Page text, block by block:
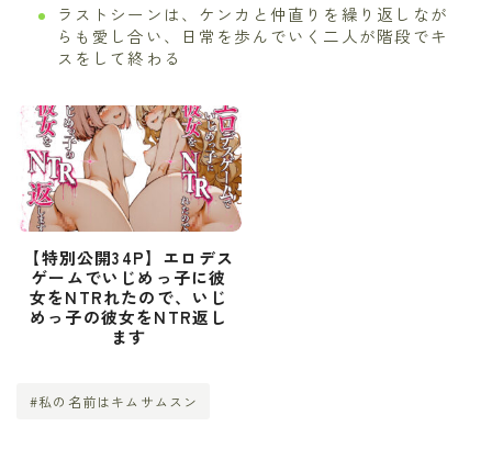
ラストシーンは、ケンカと仲直りを繰り返しなが
らも愛し合い、日常を歩んでいく二人が階段でキ
スをして終わる
【特別公開34P】エロデス
ゲームでいじめっ子に彼
女をNTRれたので、いじ
めっ子の彼女をNTR返し
ます
#私の名前はキムサムスン